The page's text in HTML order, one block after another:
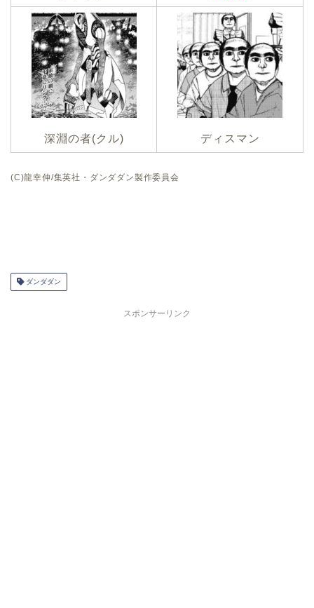
深淵の者(クル) ディスマン
(C)龍幸伸/集英社・ダンダダン製作委員会
ダンダダン
スポンサーリンク